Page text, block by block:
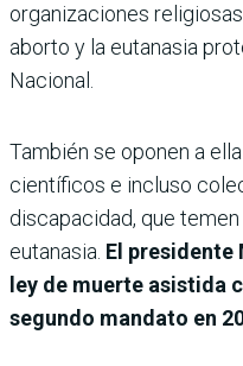
organizaciones
aborto y la eutanasia
Nacional.
También se oponen a
científicos e incluso
discapacidad, que
eutanasia. El presidente
ley de muerte asistida
segundo mandato en